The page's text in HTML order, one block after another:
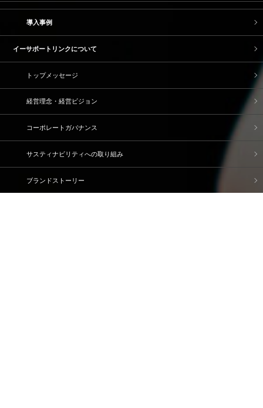
導入事例
イーサポートリンクについて
トップメッセージ
経営理念・経営ビジョン
コーポレートガバナンス
サスティナビリティへの取り組み
ブランドストーリー